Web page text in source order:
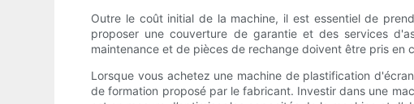
Outre le coût initial de la machine, il est essentiel de
proposer une couverture de garantie et des services
maintenance et de pièces de rechange doivent être pris en
Lorsque vous achetez une machine de plastification
de formation proposé par le fabricant. Investir dans une